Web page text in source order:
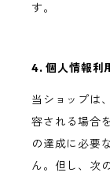
す。
4. 個人情報利
当ショップは
容される場合
の達成に必要
ん。但し、次